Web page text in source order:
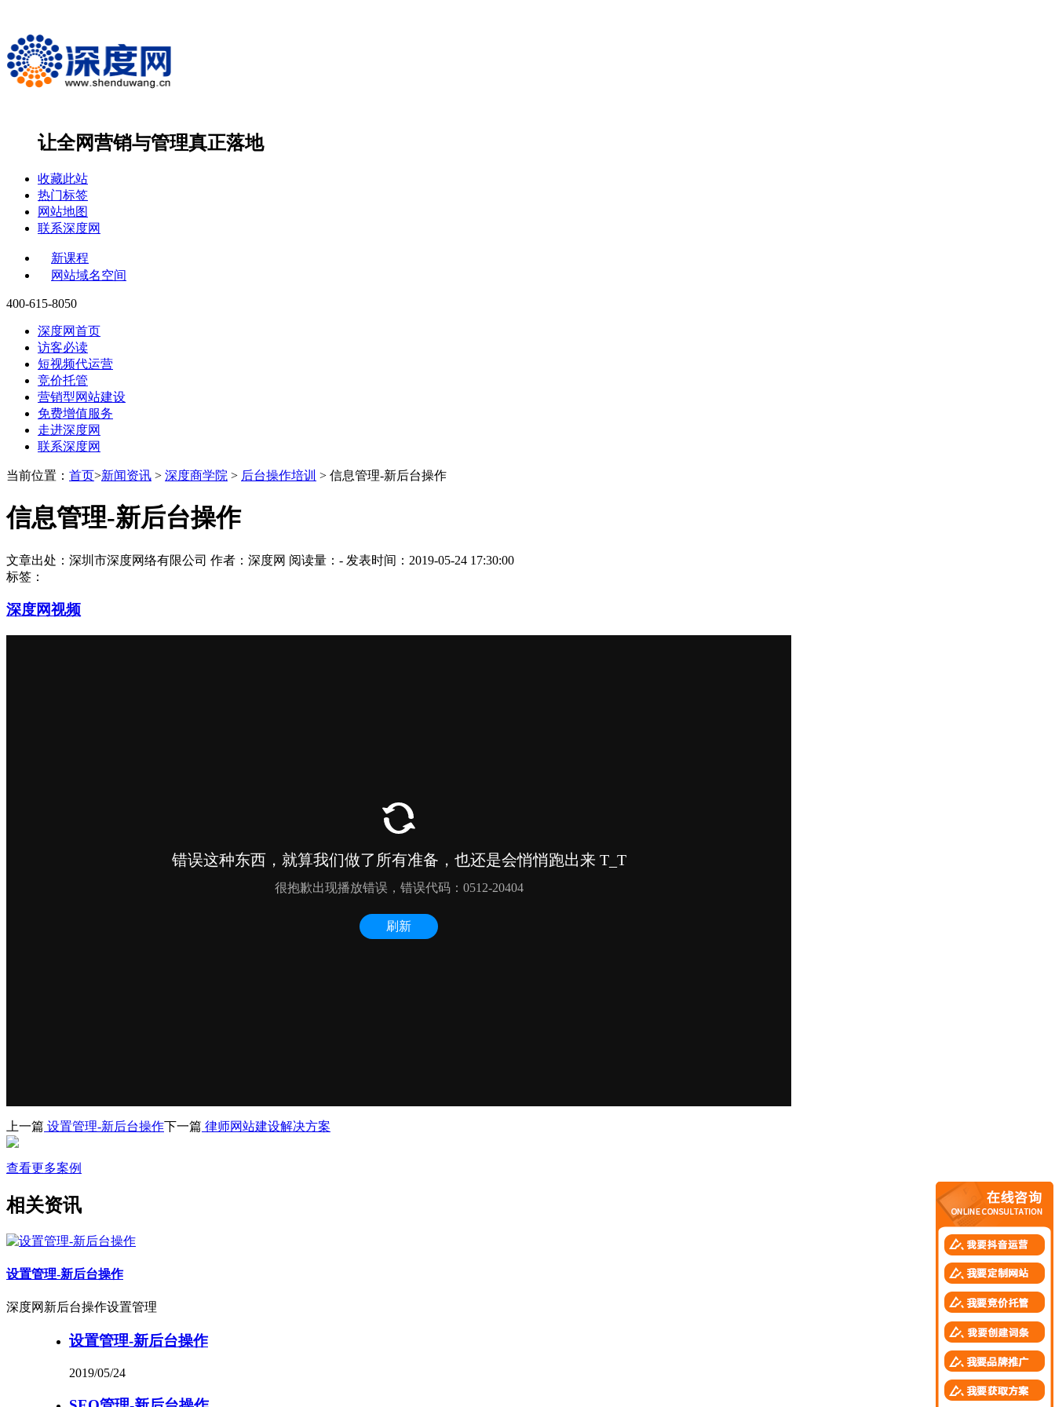
让全网营销与管理真正落地
收藏此站
热门标签
网站地图
联系深度网
新课程
网站域名空间
400-615-8050
深度网首页
访客必读
短视频代运营
竞价托管
营销型网站建设
免费增值服务
走进深度网
联系深度网
当前位置： 首页>新闻资讯 > 深度商学院 > 后台操作培训 > 信息管理-新后台操作
信息管理-新后台操作
文章出处：深圳市深度网络有限公司 作者：深度网 阅读量： - 发表时间：2019-05-24 17:30:00
标签：
深度网视频
上一篇 设置管理-新后台操作下一篇 律师网站建设解决方案
查看更多案例
相关资讯
设置管理-新后台操作
深度网新后台操作设置管理
设置管理-新后台操作
2019/05/24